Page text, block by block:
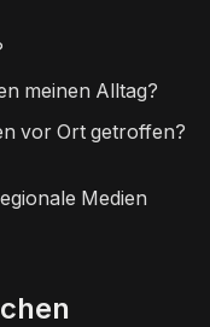
meinen Alltag?
vor Ort getroffen?
Medien